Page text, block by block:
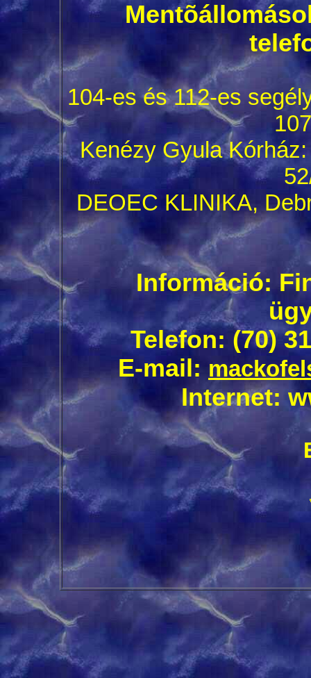
104-es és 112-es
Kenézy Gyula
DEOEC KLINIKA,
Információ:
Telefon: (70)
E-mail:
Internet: